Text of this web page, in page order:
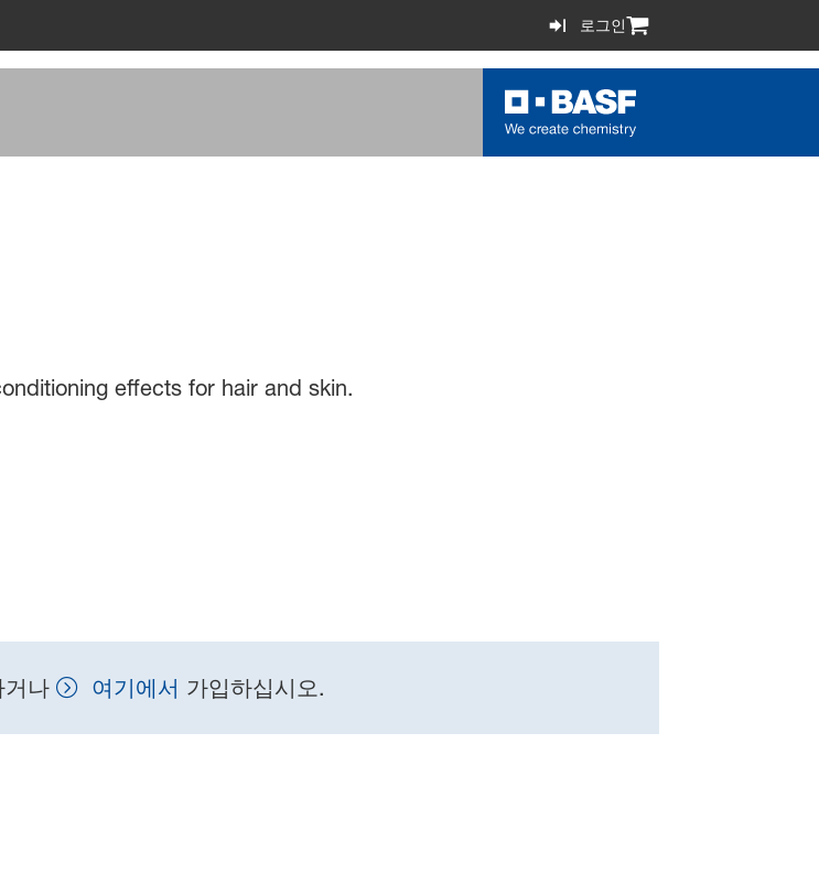
로그인
effects for hair and skin.
나 여기에서 가입하십시오.